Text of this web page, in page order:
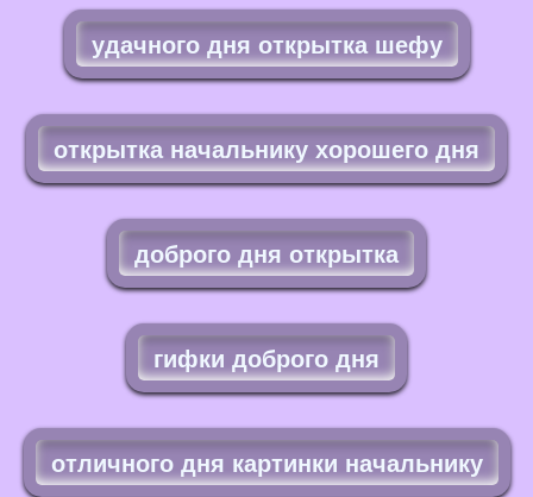
удачного дня открытка шефу
открытка начальнику хорошего дня
доброго дня открытка
гифки доброго дня
отличного дня картинки начальнику